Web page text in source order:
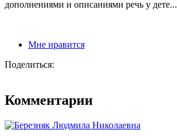
дополнениями и описаниями речь у дете...
Мне нравится
Поделиться:
Комментарии